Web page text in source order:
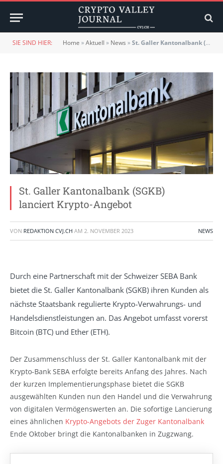
SIE SIND HIER: Home »Aktuell » News »St. Galler Kantonalbank (SGKB) lanciert Krypto-Angebot
St. Galler Kantonalbank (SGKB)
lanciert Krypto-Angebot
VON REDAKTION CVJ.CH AM 2. NOVEMBER 2023 NEWS
Durch eine Partnerschaft mit der Schweizer SEBA Bank
bietet die St. Galler Kantonalbank (SGKB) ihren Kunden als
nächste Staatsbank regulierte Krypto-Verwahrungs- und
Handelsdienstleistungen an. Das Angebot umfasst vorerst
Bitcoin (BTC) und Ether (ETH).
Der Zusammenschluss der St. Galler Kantonalbank mit der
Krypto-Bank SEBA erfolgte bereits Anfang des Jahres. Nach
der kurzen Implementierungsphase bietet die SGKB
ausgewählten Kunden nun den Handel und die Verwahrung
von digitalen Vermögenswerten an. Die sofortige Lancierung
eines ähnlichen Krypto-Angebots der Zuger Kantonalbank
Ende Oktober bringt die Kantonalbanken in Zugzwang.